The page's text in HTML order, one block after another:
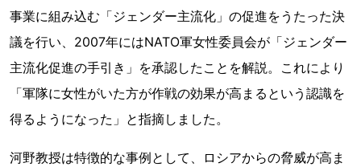
事業に組み込む「ジェンダー主流化」の促進をうたった決
議を行い、2007年にはNATO軍女性委員会が「ジェンダー
主流化促進の手引き」を承認したことを解説。これにより
「軍隊に女性がいた方が作戦の効果が高まるという認識を
得るようになった」と指摘しました。
河野教授は特徴的な事例として、ロシアからの脅威が高ま